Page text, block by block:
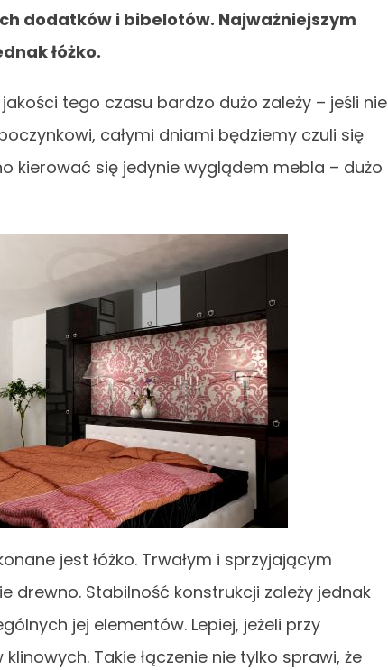
dodatków i bibelotów. Najważniejszym
łóżko.
tego czasu bardzo dużo zależy – jeśli nie
całymi dniami będziemy czuli się
kierować się jedynie wyglądem mebla – dużo
jest łóżko. Trwałym i sprzyjającym
drewno. Stabilność konstrukcji zależy jednak
jej elementów. Lepiej, jeżeli przy
Takie łączenie nie tylko sprawi, że